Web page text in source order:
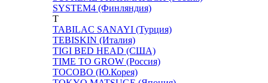
SYSTEM4 (Финляндия)
T
TABILAC SANAYI (Турция)
TEBISKIN (Италия)
TIGI BED HEAD (США)
TIME TO GROW (Россия)
TOCOBO (Ю.Корея)